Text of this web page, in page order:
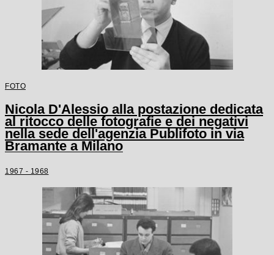
FOTO
Nicola D'Alessio alla postazione dedicata
al ritocco delle fotografie e dei negativi
nella sede dell'agenzia Publifoto in via
Bramante a Milano
1967 - 1968